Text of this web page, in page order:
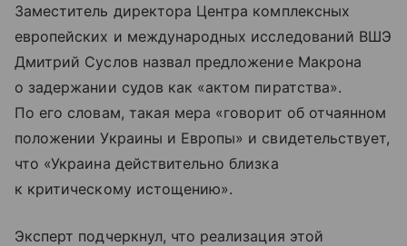
Заместитель директора Центра комплексных
европейских и международных исследований ВШЭ
Дмитрий Суслов назвал предложение Макрона
о задержании судов как «актом пиратства».
По его словам, такая мера «говорит об отчаянном
положении Украины и Европы» и свидетельствует,
что «Украина действительно близка
к критическому истощению».
Эксперт подчеркнул, что реализация этой